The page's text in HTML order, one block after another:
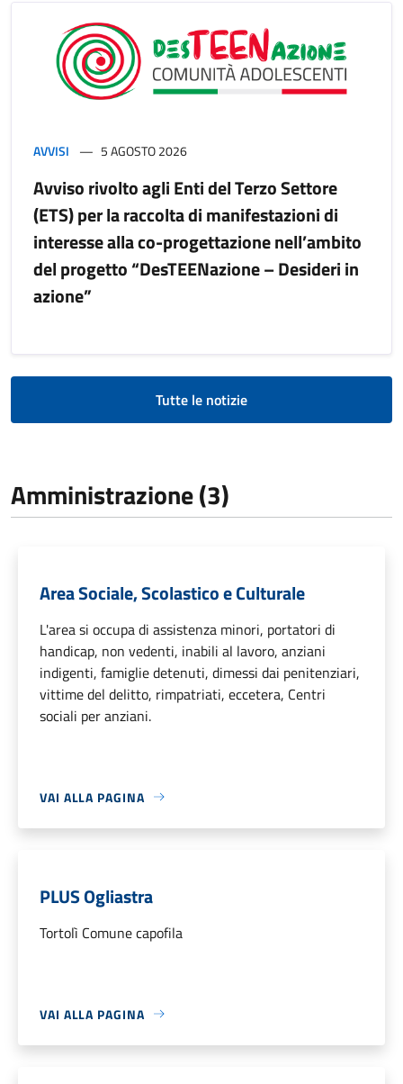
AVVISI 5 AGOSTO 2026
Avviso rivolto agli Enti del Terzo Settore
(ETS) per la raccolta di manifestazioni di
interesse alla co-progettazione nell’ambito
del progetto “DesTEENazione – Desideri in
azione”
Tutte le notizie
Amministrazione (3)
Area Sociale, Scolastico e Culturale
L'area si occupa di assistenza minori, portatori di
handicap, non vedenti, inabili al lavoro, anziani
indigenti, famiglie detenuti, dimessi dai penitenziari,
vittime del delitto, rimpatriati, eccetera, Centri
sociali per anziani.
VAI ALLA PAGINA
PLUS Ogliastra
Tortolì Comune capofila
VAI ALLA PAGINA